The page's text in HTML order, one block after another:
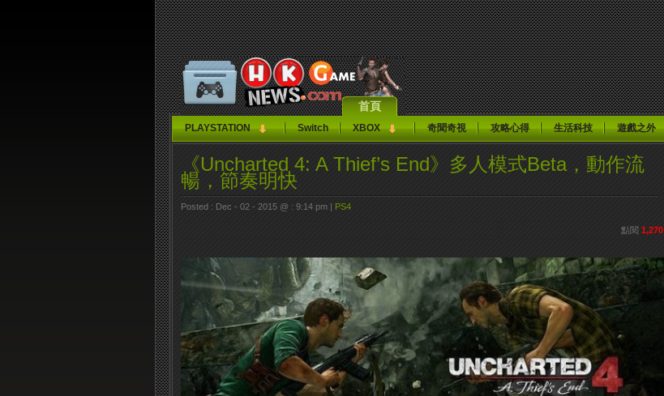
首頁
PLAYSTATION Switch XBOX 奇聞奇視 攻略心得 生活科技 遊戲之外
《Uncharted 4: A Thief’s End》多人模式Beta，動作流
暢，節奏明快
Posted : Dec - 02 - 2015 @ : 9:14 pm | PS4
點閱 1,270